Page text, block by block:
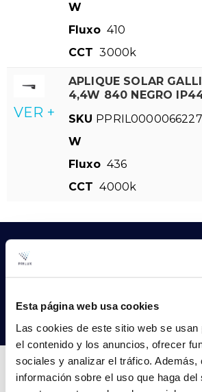
Esta página web usa cookies
Las cookies de este sitio web se usan
el contenido y los anuncios, ofrecer
sociales y analizar el tráfico. Además,
información sobre el uso que haga del
W
Fluxo 410
CCT 3000k
VER +
APLIQUE SOLAR
4,4W 840 NEGRO
SKU
W
Fluxo 436
CCT 4000k
Experimenta a nossa
Procurar